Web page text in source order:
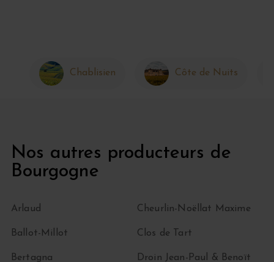
Chablisien Côte de Nuits
Nos autres producteurs de
Bourgogne
Arlaud
Ballot-Millot
Bertagna
Cheurlin-Noëllat Maxime
Clos de Tart
Droin Jean-Paul & Benoït